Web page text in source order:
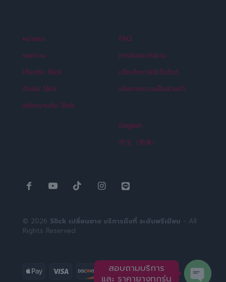
หน้าแรก
บทความ
เกี่ยวกับ Slick
ติดต่อ Slick
สมัครงานกับ Slick
FAQ
การรับประกันยาง
เงื่อนไขการใช้เว็บไซต์
นโยบายความเป็นส่วนตัว
English
中文（简体）
© 2026 Slick เปลี่ยนยาง บริการถึงที่ ระดับพรีเมียม - All
Rights Reserved
สอบถามบริการ
และ ราคายางทุกรุ่น